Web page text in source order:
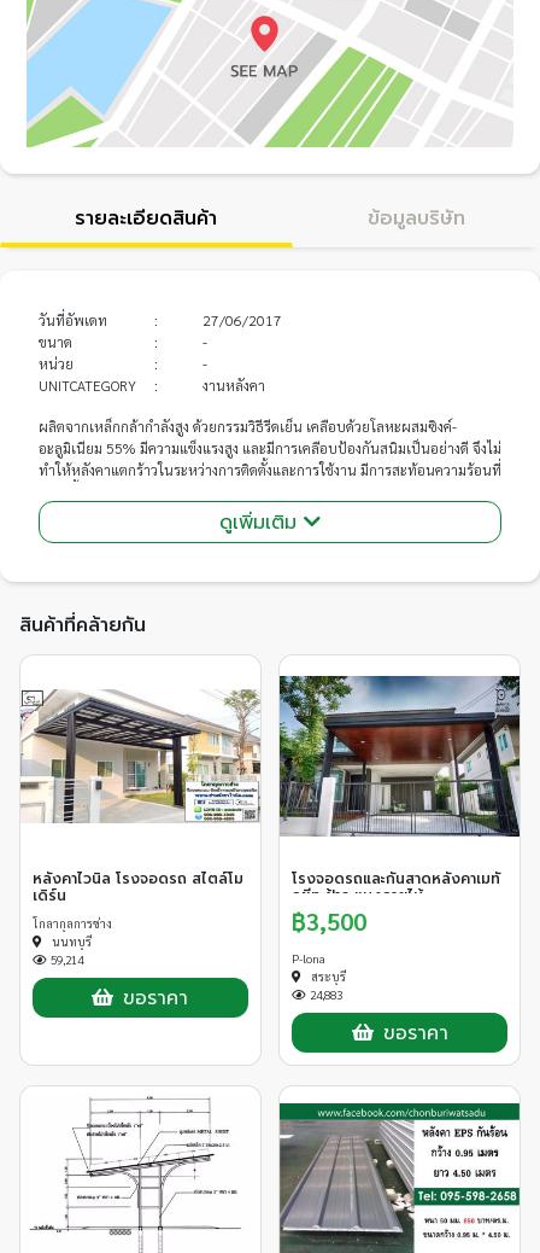
รายละเอียดสินค้า ข้อมูลบริษัท
วันที่อัพเดท :
27/06/2017
ขนาด
:
-
หน่วย
:
-
UNITCATEGORY
: งานหลังคา
ผลิตจากเหล็กกล้ากำลังสูง ด้วยกรรมวิธีรีดเย็น เคลือบด้วยโลหะผสมซิงค์-
อะลูมิเนียม 55% มีความแข็งแรงสูง และมีการเคลือบป้องกันสนิมเป็นอย่างดี จึงไม่
ทำให้หลังคาแตกร้าวในระหว่างการติดตั้งและการใช้งาน มีการสะท้อนความร้อนที่
ขึ้นรูปเป็นแผ่นหลังคา ผนัง หรือแผ่นปิดครอบต่างๆและมั่นใจในคุณภาพได้ด้วย
ดูเพิ่มเติม
สินค้าที่คล้ายกัน
หลังคาไวนิล โรงจอดรถ สไตล์โม
เดิร์น
โกลากุลการช่าง
นนทบุรี
59,214
ขอราคา
โรงจอดรถและกันสาดหลังคาเมทั
ลชีท ฝ้าระแนงลายไม้
฿3,500
P-lona
สระบุรี
24,883
ขอราคา